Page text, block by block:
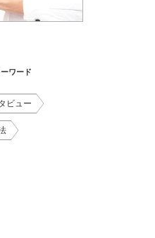
ワード
ビュー